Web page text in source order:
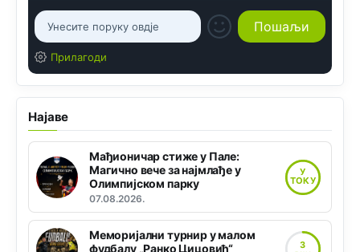
Прилагоди
Најаве
Мађионичар стиже у Пале:
Магично вече за најмлађе у
Олимпијском парку
07.08.2026.
У
ТОКУ
Меморијални турнир у малом
фудбалу „Ранко Цицовић“
3